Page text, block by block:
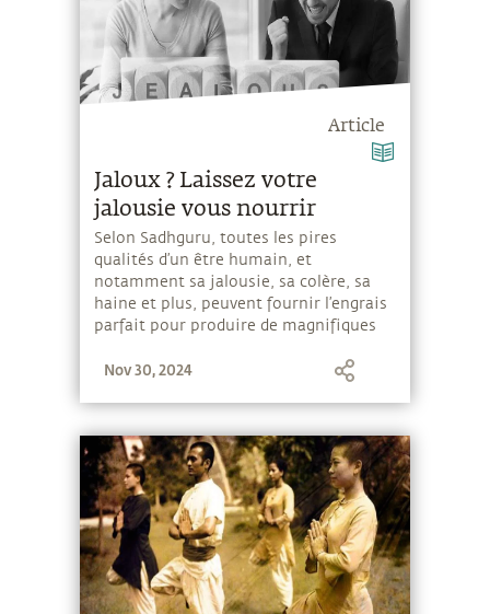
Article
Jaloux ? Laissez votre
jalousie vous nourrir
Selon Sadhguru, toutes les pires
qualités d’un être humain, et
notamment sa jalousie, sa colère, sa
haine et plus, peuvent fournir l’engrais
parfait pour produire de magnifiques
Nov 30, 2024